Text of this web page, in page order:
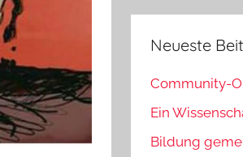
Neueste
Community-
Ein
Bildung